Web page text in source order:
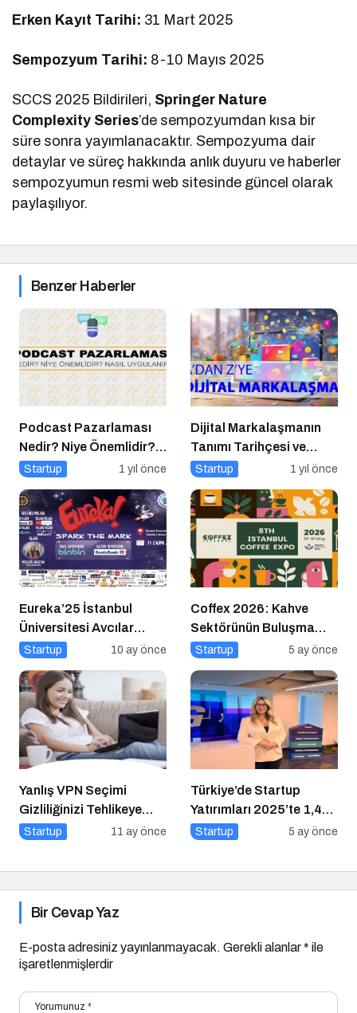
Erken Kayıt Tarihi: 31 Mart 2025
Sempozyum Tarihi: 8-10 Mayıs 2025
SCCS 2025 Bildirileri, Springer Nature
Complexity Series’de sempozyumdan kısa bir
süre sonra yayımlanacaktır. Sempozyuma dair
detaylar ve süreç hakkında anlık duyuru ve haberler
sempozyumun resmi web sitesinde güncel olarak
paylaşılıyor.
Benzer Haberler
Podcast Pazarlaması
Nedir? Niye Önemlidir?
Podcast Pazarlaması
Startup 1 yıl önce
Dijital Markalaşmanın
Tanımı Tarihçesi ve
Önemi
Startup 1 yıl önce
Eureka’25 İstanbul
Üniversitesi Avcılar
Kampüsü İşletme
Startup 10 ay önce
Coffex 2026: Kahve
Sektörünün Buluşma
Noktası
Startup 5 ay önce
Yanlış VPN Seçimi
Gizliliğinizi Tehlikeye
Atabilir
Startup 11 ay önce
Türkiye’de Startup
Yatırımları 2025’te 1,4
Milyar Dolara Ulaştı
Startup 5 ay önce
Bir Cevap Yaz
E-posta adresiniz yayınlanmayacak. Gerekli alanlar* ile
işaretlenmişlerdir
Yorumunuz *